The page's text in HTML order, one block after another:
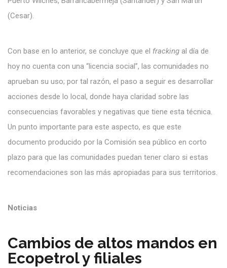
(Cesar).
Con base en lo anterior, se concluye que el fracking al día de
hoy no cuenta con una “licencia social”, las comunidades no
aprueban su uso; por tal razón, el paso a seguir es desarrollar
acciones desde lo local, donde haya claridad sobre las
consecuencias favorables y negativas que tiene esta técnica.
Un punto importante para este aspecto, es que este
documento producido por la Comisión sea público en corto
plazo para que las comunidades puedan tener claro si estas
recomendaciones son las más apropiadas para sus territorios.
Noticias
Cambios de altos mandos en
Ecopetrol y filiales